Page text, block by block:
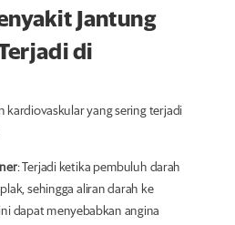
Jantung
di
kardiovaskular yang sering terjadi
: Terjadi ketika pembuluh darah
sehingga aliran darah ke
dapat menyebabkan angina